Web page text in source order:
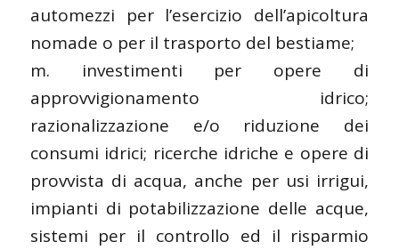
automezzi per l’esercizio dell’apicoltura
nomade o per il trasporto del bestiame;
m. investimenti per opere di
approvvigionamento idrico;
razionalizzazione e/o riduzione dei
consumi idrici; ricerche idriche e opere di
provvista di acqua, anche per usi irrigui,
impianti di potabilizzazione delle acque,
sistemi per il controllo ed il risparmio